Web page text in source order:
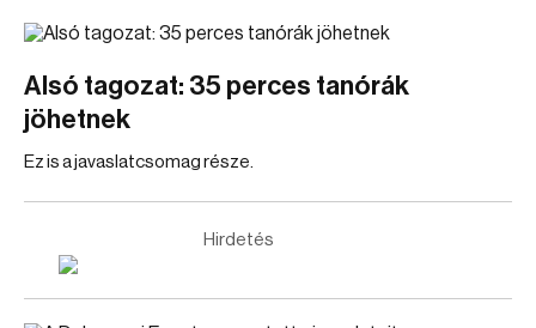
Alsó tagozat: 35 perces tanórák
jöhetnek
Ez is a javaslatcsomag része.
Hirdetés